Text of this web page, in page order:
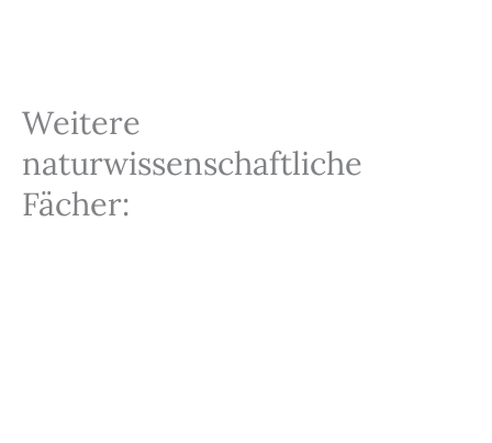
Weitere
naturwissenschaftliche
Fächer: